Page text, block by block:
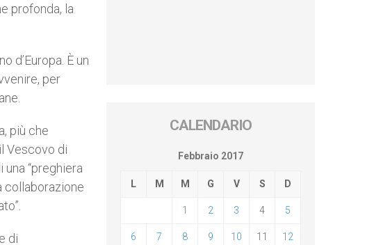
profonda, la
d’Europa. È un
per
più che
Vescovo di
“preghiera
collaborazione
di
CALENDARIO
Febbraio 2017
L M M G V S D
1 2 3 4 5
6 7 8 9 10 11 12